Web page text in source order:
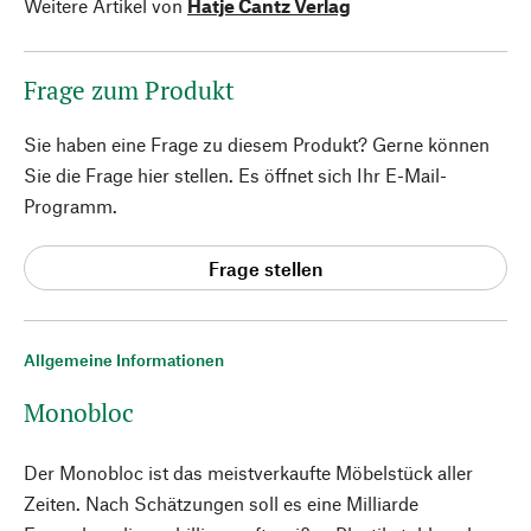
Allgemeine Informationen
Monobloc
Der Monobloc ist das meistverkaufte Möbelstück aller
Zeiten. Nach Schätzungen soll es eine Milliarde
Weitere Artikel von Hatje Cantz Verlag
Frage zum Produkt
Sie haben eine Frage zu diesem Produkt? Gerne können
Sie die Frage hier stellen. Es öffnet sich Ihr E-Mail-
Programm.
Frage stellen